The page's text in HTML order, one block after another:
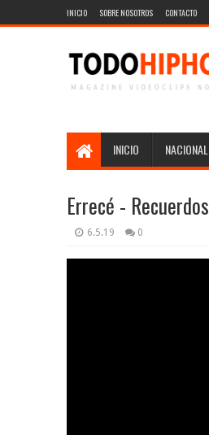
INICIO SOBRE NOSOTROS CONTACTO
INICIO NACIONAL
Errecé - Recuerdos
6.5.19 0